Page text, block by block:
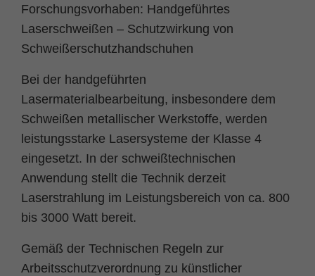
Forschungsvorhaben: Handgeführtes
Laserschweißen – Schutzwirkung von
Schweißerschutzhandschuhen
Bei der handgeführten
Lasermaterialbearbeitung, insbesondere dem
Schweißen metallischer Werkstoffe, werden
leistungsstarke Lasersysteme der Klasse 4
eingesetzt. In der schweißtechnischen
Anwendung stellt die Technik derzeit
Laserstrahlung im Leistungsbereich von ca. 800
bis 3000 Watt bereit.
Gemäß der Technischen Regeln zur
Arbeitsschutzverordnung zu künstlicher
fe_typo_user
Anbieter TYPO3
Laufzeit Session
Zweck
Dieses Cookie ist ein Standard-Session-
Cookie von TYPO3. Es speichert im Falle
eines Benutzer-Logins die Session ID
mithilfe derer der eingeloggte User
wiedererkannt wird, um ihm Zugang zu
geschützten Bereichen zu gewähren.
Anbieter php
Cookie-Informationen